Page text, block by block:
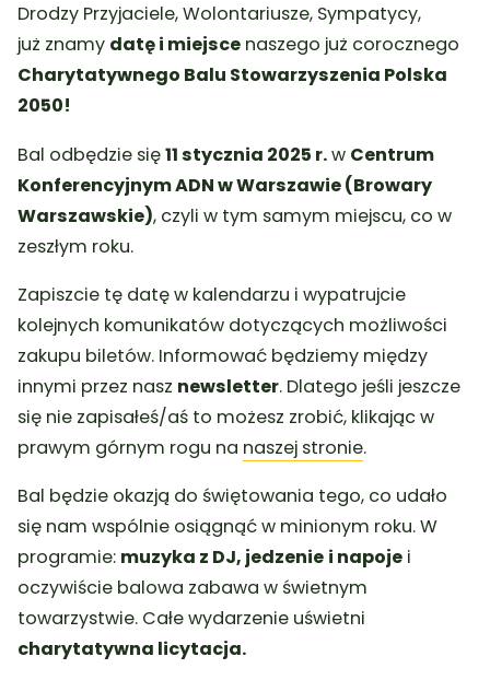
Drodzy Przyjaciele, Wolontariusze, Sympatycy,
już znamy datę i miejsce naszego już corocznego
Charytatywnego Balu Stowarzyszenia Polska
2050!
Bal odbędzie się11 stycznia 2025 r.w Centrum
Konferencyjnym ADN w Warszawie (Browary
Warszawskie), czyli w tym samym miejscu, co w
zeszłym roku.
Zapiszcie tę datę w kalendarzu i wypatrujcie
kolejnych komunikatów dotyczących możliwości
zakupu biletów. Informować będziemy między
innymi przez nasz newsletter. Dlatego jeśli jeszcze
się nie zapisałeś/aś to możesz zrobić, klikając w
prawym górnym rogu na naszej stronie.
Bal będzie okazją do świętowania tego, co udało
się nam wspólnie osiągnąć w minionym roku. W
programie: muzyka z DJ, jedzenie i napoje i
oczywiście balowa zabawa w świetnym
towarzystwie. Całe wydarzenie uświetni
charytatywna licytacja.